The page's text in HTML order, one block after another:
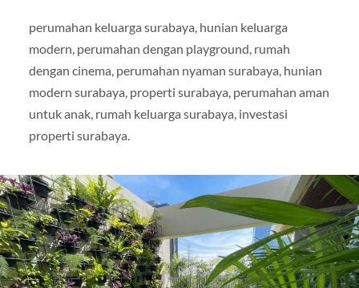
perumahan keluarga surabaya, hunian keluarga
modern, perumahan dengan playground, rumah
dengan cinema, perumahan nyaman surabaya, hunian
modern surabaya, properti surabaya, perumahan aman
untuk anak, rumah keluarga surabaya, investasi
properti surabaya.